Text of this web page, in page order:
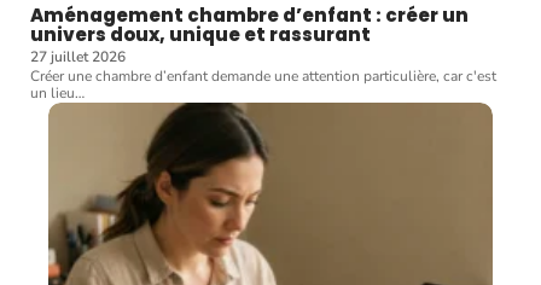
Aménagement chambre d’enfant : créer un
univers doux, unique et rassurant
27 juillet 2026
Créer une chambre d’enfant demande une attention particulière, car c'est
un lieu…